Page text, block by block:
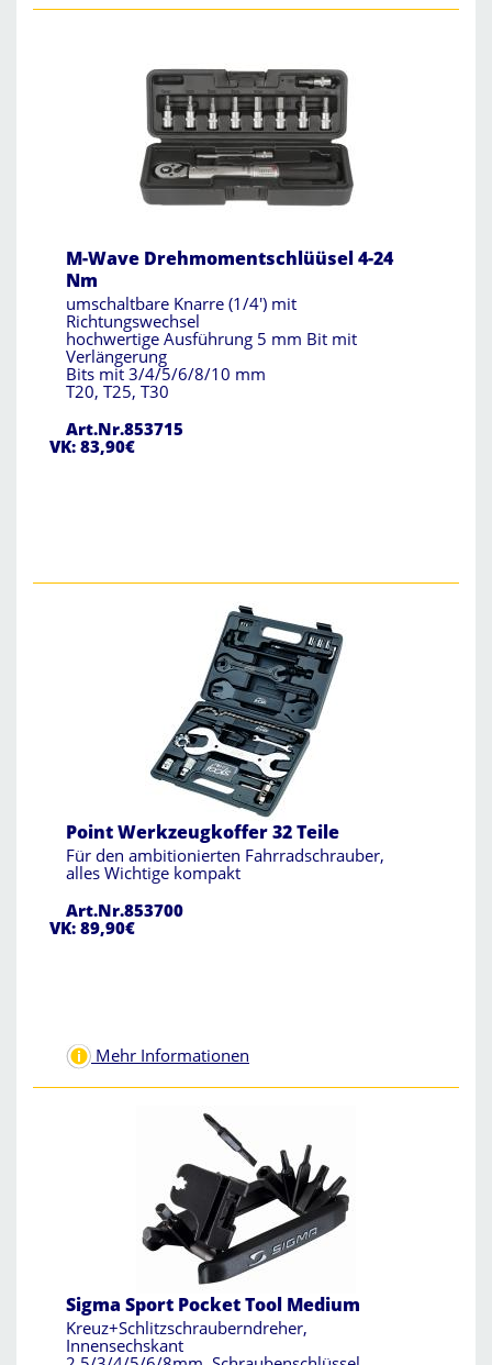
M-Wave Drehmomentschlüüsel 4-24
Nm
umschaltbare Knarre (1/4') mit
Richtungswechsel
hochwertige Ausführung 5 mm Bit mit
Verlängerung
Bits mit 3/4/5/6/8/10 mm
T20, T25, T30
Art.Nr.853715
VK: 83,90€
Point Werkzeugkoffer 32 Teile
Für den ambitionierten Fahrradschrauber,
alles Wichtige kompakt
Art.Nr.853700
VK: 89,90€
Mehr Informationen
Sigma Sport Pocket Tool Medium
Kreuz+Schlitzschrauberndreher,
Innensechskant